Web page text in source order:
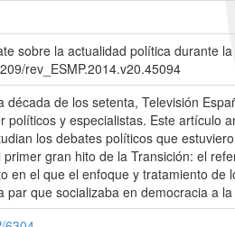
sobre la actualidad política durante
rev_ESMP.2014.v20.45094
de los setenta, Televisión
y especialistas. Este artículo
los debates políticos que
gran hito de la Transición: el
el que el enfoque y tratamiento de
que socializaba en democracia a